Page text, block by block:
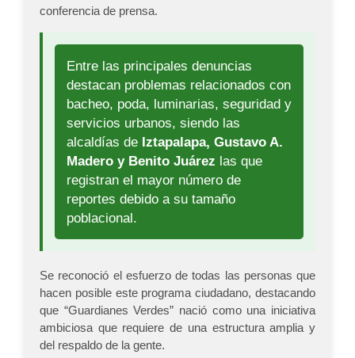
conferencia de prensa.
Entre las principales denuncias
destacan problemas relacionados con
bacheo, poda, luminarias, seguridad y
servicios urbanos, siendo las
alcaldías de Iztapalapa, Gustavo A.
Madero y Benito Juárez las que
registran el mayor número de
reportes debido a su tamaño
poblacional.
Se reconoció el esfuerzo de todas las personas que
hacen posible este programa ciudadano, destacando
que “Guardianes Verdes” nació como una iniciativa
ambiciosa que requiere de una estructura amplia y
del respaldo de la gente.